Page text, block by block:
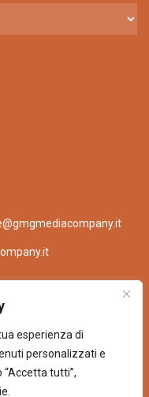
esperienza di
personalizzati e
tutti”,